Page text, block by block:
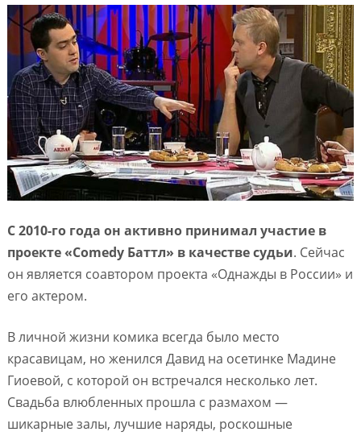
С 2010-го года он активно принимал участие в
проекте «Comedy Баттл» в качестве судьи. Сейчас
он является соавтором проекта «Однажды в России» и
его актером.
В личной жизни комика всегда было место
красавицам, но женился Давид на осетинке Мадине
Гиоевой, с которой он встречался несколько лет.
Свадьба влюбленных прошла с размахом —
шикарные залы, лучшие наряды, роскошные